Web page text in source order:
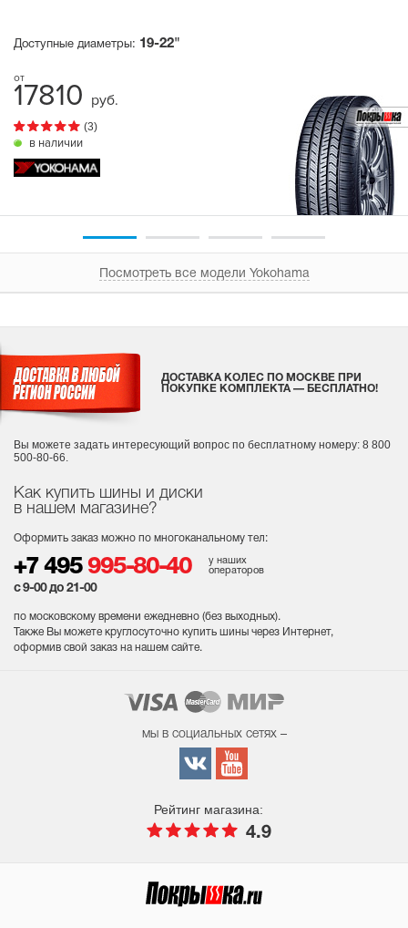
Доступные диаметры: 19-22"
17810 руб.
(3)
в наличии
Посмотреть все модели Yokohama
Как купить шины и диски
в нашем магазине?
Оформить заказ можно по многоканальному тел:
+7 495 995-80-40
у наших
операторов
с 9-00 до 21-00
по московскому времени ежедневно (без выходных).
Также Вы можете круглосуточно купить шины через Интернет,
оформив свой заказ на нашем сайте.
ДОСТАВКА КОЛЕС ПО МОСКВЕ ПРИ
ПОКУПКЕ КОМПЛЕКТА — БЕСПЛАТНО!
Вы можете задать интересующий вопрос по бесплатному номеру: 8 800
500-80-66.
мы в социальных сетях –
Рейтинг магазина:
4.9